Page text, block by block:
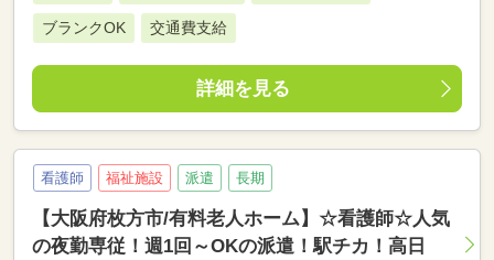
ブランクOK 交通費支給
詳細を見る
看護師 福祉施設 派遣 長期
【大阪府枚方市/有料老人ホーム】☆看護師☆人気
の夜勤専従！週1回～OKの派遣！駅チカ！高日